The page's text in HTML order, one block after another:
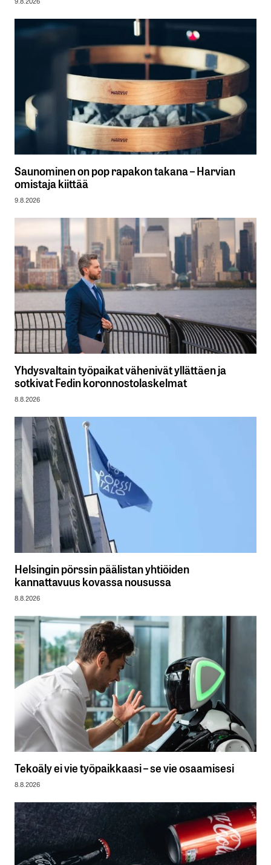
Saunominen on pop rapakon takana – Harvian
omistaja kiittää
9.8.2026
Yhdysvaltain työpaikat vähenivät yllättäen ja
sotkivat Fedin koronnostolaskelmat
8.8.2026
Helsingin pörssin päälistan yhtiöiden
kannattavuus kovassa nousussa
8.8.2026
Tekoäly ei vie työpaikkaasi – se vie osaamisesi
8.8.2026